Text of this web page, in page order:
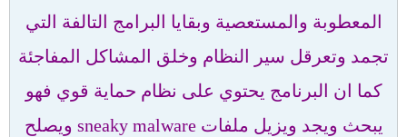
المعطوبة والمستعصية وبقايا البرامج التالفة التي
تجمد وتعرقل سير النظام وخلق المشاكل المفاجئة
كما ان البرنامج يحتوي على نظام حماية قوي فهو
يبحث ويجد ويزيل ملفات sneaky malware ويصلح